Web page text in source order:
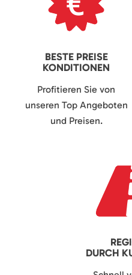
BESTE PREISE
KONDITIONEN
Profitieren Sie von
unseren Top Angeboten
und Preisen.
DURCH